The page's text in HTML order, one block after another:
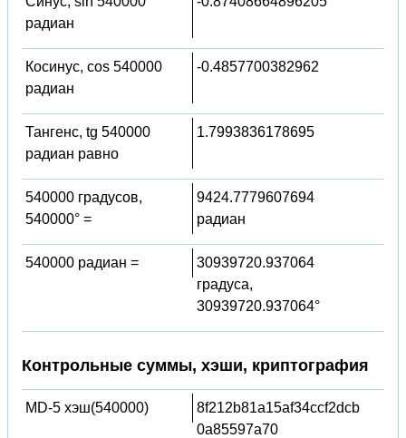
радиан
Косинус, cos 540000
радиан
-0.4857700382962
Тангенс, tg 540000
радиан равно
1.7993836178695
540000 градусов,
540000° =
9424.7779607694
радиан
540000 радиан =
30939720.937064
градуса,
30939720.937064°
Контрольные суммы, хэши, криптография
MD-5 хэш(540000)
8f212b81a15af34ccf2dcb
0a85597a70